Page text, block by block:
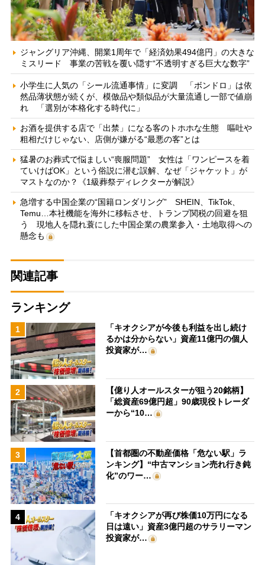
ジャングリア沖縄、開業1周年で「経済効果494億円」の大きな
ミスリード 事業の苦戦を覆い隠す“不透明すぎる巨大な数字”
小学生に人気の「シール流通事情」に変調 「ボンドロ」は依
然品薄状態が続くが、模倣品や類似品が大量流通し一部で値崩
れ 「選別が本格化する時代に」
お酒を提供する店で「出禁」になる客のトホホな生態 嘔吐や
粗相だけじゃない、店側が嫌がる“最悪の客”とは
猛暑のお葬式で悩ましい“喪服問題” 女性は「ワンピースを着
ていけばOK」という俗説に潜む誤解、なぜ「ジャケット」が
マストなのか？《1級葬祭ディレクターが解説》
急増する中国企業の“国籍ロンダリング” SHEIN、TikTok、
Temu…本社機能を海外に移転させ、トランプ関税の回避を狙
う 現地人を隠れ蓑にした中国企業の農業参入・土地取得への
懸念も
関連記事
ランキング
1
「キオクシアが今後も利益を出し続け
るかは分からない」資産11億円の個人
投資家が…
2
【億り人オールスターが狙う20銘柄】
「総資産69億円超」90歳現役トレーダ
ーから“10…
3
【首都圏の不動産価格「危ない駅」ラ
ンキング】“中古マンション売れ行き鈍
化”のワー…
4
「キオクシアが再び株価10万円になる
日は遠い」資産3億円超のサラリーマン
投資家が…